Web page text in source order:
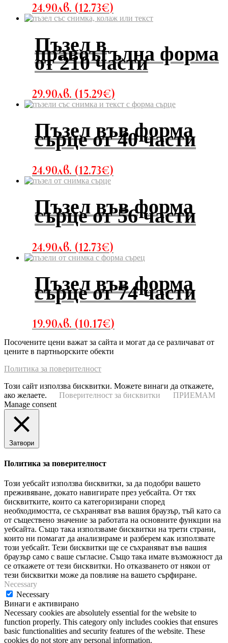
24.90лв. (12.73€)
Пъзел в
правоъгълна форма
от 210 части
29.90лв. (15.29€)
Пъзел във форма
сърце от 40 части
24.90лв. (12.73€)
Пъзел във форма
сърце от 56 части
24.90лв. (12.73€)
Пъзел във форма
сърце от 74 части
19.90лв. (10.17€)
Посочените цени важат за сайта и могат да се различават от
цените в партньорските обекти
Политика за поверителност
Този сайт използва бисквитки. Можете винаги да откажете,
ако желаете.
Поверителност за бисквитки
ПРИЕМАМ
Manage consent
Затвори
Политика за поверителност
Този уебсайт използва бисквитки, за да подобри вашето
преживяване, докато навигирате през уебсайта. От тях
бисквитките, които са категоризирани според
необходимостта, се съхраняват във вашия браузър, тъй като са
от съществено значение за работата на основните функции на
уебсайта. Също така използваме бисквитки на трети страни,
които ни помагат да анализираме и разберем как използвате
този уебсайт. Тези бисквитки ще се съхраняват във вашия
браузър само с ваше съгласие. Също така имате възможност да
се откажете от тези бисквитки. Но отказването от някои от
тези бисквитки може да повлияе на вашето сърфиране.
Necessary
Necessary
Винаги е активирано
Necessary cookies are absolutely essential for the website to
function properly. This category only includes cookies that ensures
basic functionalities and security features of the website. These
cookies do not store any personal information.